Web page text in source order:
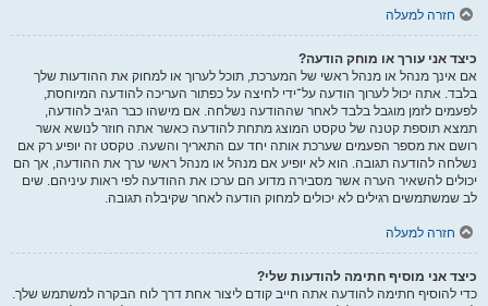
חזרה למעלה
כיצד אני עורך או מוחק הודעה?
אם אינך מנהל או מנהל ראשי של המערכת, תוכל לערוך או למחוק את ההודעות שלך
בלבד. אתה יכול לערוך הודעה על־ידי לחיצה על כפתור העריכה להודעה המיוחסת,
לפעמים לזמן מוגבל בלבד לאחר שההודעה נשלחה. אם מישהו כבר הגיב להודעה,
תמצא תוספת קטנה של טקסט המוצג מתחת להודעה כאשר אתה חוזר לנושא אשר
רושם את מספר הפעמים שערכת אותה יחד עם התאריך והשעה. טקסט זה יופיע רק אם
נשלחה להודעה תגובה. הוא לא יופיע אם מנהל או מנהל ראשי ערך את ההודעה, אך הם
יכולים להשאיר הערה אשר מסבירה מדוע הם ערכו את ההודעה לפי ראות עיניהם. שים
לב שמשתמשים רגילים לא יכולים למחוק הודעה לאחר שקיבלה תגובה.
חזרה למעלה
כיצד אני מוסיף חתימה להודעות שלי?
כדי להוסיף חתימה להודעה אתה חייב קודם ליצור אחת דרך לוח הבקרה למשתמש שלך.